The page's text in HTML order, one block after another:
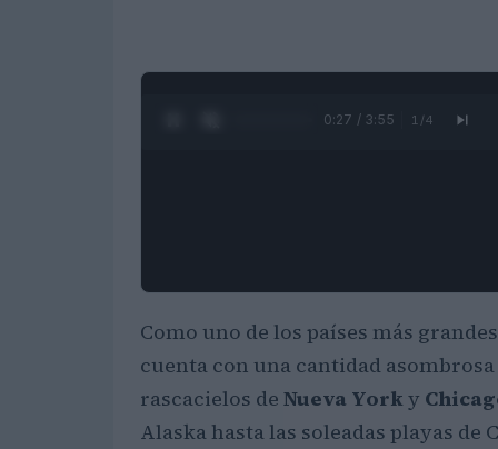
0:28 / 3:55 1 /4
Como uno de los países más
cuenta con una cantidad
rascacielos de Nueva York y
Alaska hasta las soleadas playas